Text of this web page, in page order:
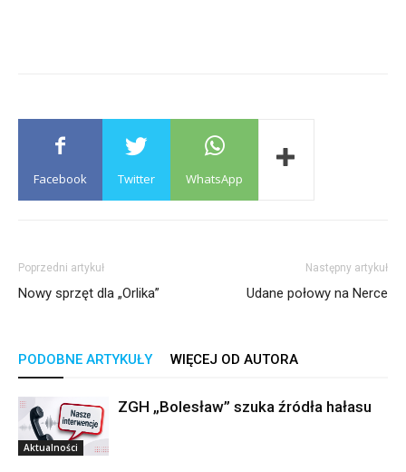
Facebook Twitter WhatsApp
Poprzedni artykuł
Nowy sprzęt dla „Orlika”
Następny artykuł
Udane połowy na Nerce
PODOBNE ARTYKUŁY WIĘCEJ OD AUTORA
Aktualności
ZGH „Bolesław” szuka źródła hałasu